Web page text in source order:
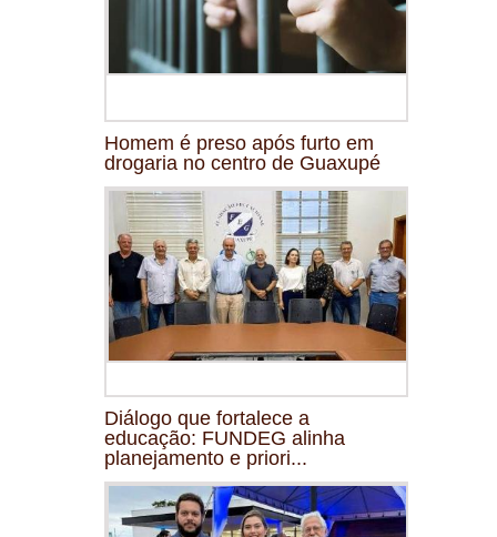
Homem é preso após furto em
drogaria no centro de Guaxupé
Diálogo que fortalece a
educação: FUNDEG alinha
planejamento e priori...